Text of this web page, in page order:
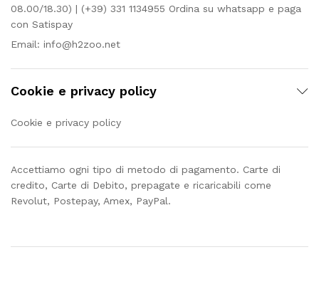
08.00/18.30) | (+39) 331 1134955 Ordina su whatsapp e paga
con Satispay
Email: info@h2zoo.net
Cookie e privacy policy
Cookie e privacy policy
Accettiamo ogni tipo di metodo di pagamento. Carte di
credito, Carte di Debito, prepagate e ricaricabili come
Revolut, Postepay, Amex, PayPal.